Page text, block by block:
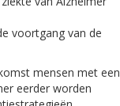
voortgang van de
mensen met een
eerder worden